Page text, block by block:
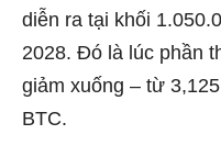
diễn ra tại khối
2028. Đó là lúc phần
giảm xuống – từ
BTC.